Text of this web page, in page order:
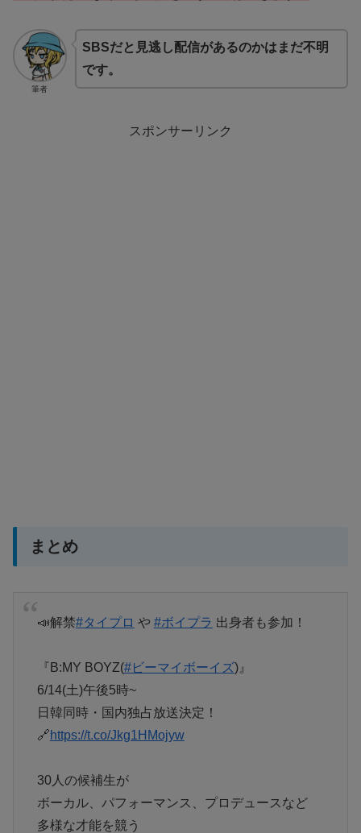
筆者
SBSだと見逃し配信があるのかはまだ不明
です。
スポンサーリンク
まとめ
📣解禁#タイプロ や #ボイプラ 出身者も参加！
『B:MY BOYZ(#ビーマイボーイズ)』
6/14(土)午後5時~
日韓同時・国内独占放送決定！
🔗https://t.co/Jkg1HMojyw
30人の候補生が
ボーカル、パフォーマンス、プロデュースなど
多様な才能を競う